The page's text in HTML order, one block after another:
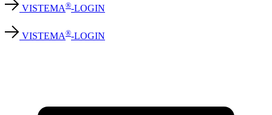
VISTEMA®-LOGIN
VISTEMA®-LOGIN